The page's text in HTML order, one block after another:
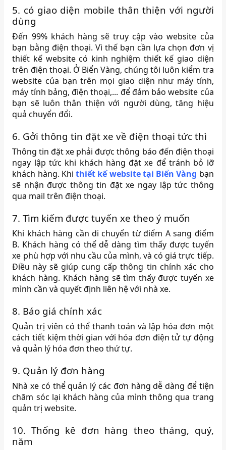
5. có giao diện mobile thân thiện với người
dùng
Đến 99% khách hàng sẽ truy cập vào website của
bạn bằng điện thoại. Vì thế bạn cần lựa chọn đơn vị
thiết kế website có kinh nghiệm thiết kế giao diện
trên điện thoại. Ở Biển Vàng, chúng tôi luôn kiểm tra
website của bạn trên mọi giao diện như máy tính,
máy tính bảng, điện thoại,... để đảm bảo website của
bạn sẽ luôn thân thiện với người dùng, tăng hiệu
quả chuyển đổi.
6. Gởi thông tin đặt xe về điện thoại tức thì
Thông tin đặt xe phải được thông báo đến điện thoại
ngay lập tức khi khách hàng đặt xe để tránh bỏ lỡ
khách hàng. Khithiết kế website tại Biển Vàng bạn
sẽ nhận được thông tin đặt xe ngay lập tức thông
qua mail trên điện thoại.
7. Tìm kiếm được tuyến xe theo ý muốn
Khi khách hàng cần di chuyển từ điểm A sang điểm
B. Khách hàng có thể dễ dàng tìm thấy được tuyến
xe phù hợp với nhu cầu của mình, và có giá trực tiếp.
Điều này sẽ giúp cung cấp thông tin chính xác cho
khách hàng. Khách hàng sẽ tìm thấy được tuyến xe
mình cần và quyết định liên hệ với nhà xe.
8. Báo giá chính xác
Quản trị viên có thể thanh toán và lập hóa đơn một
cách tiết kiệm thời gian với hóa đơn điện tử tự động
và quản lý hóa đơn theo thứ tự.
9. Quản lý đơn hàng
Nhà xe có thể quản lý các đơn hàng dễ dàng để tiện
chăm sóc lại khách hàng của mình thông qua trang
quản trị website.
10. Thống kê đơn hàng theo tháng, quý,
năm